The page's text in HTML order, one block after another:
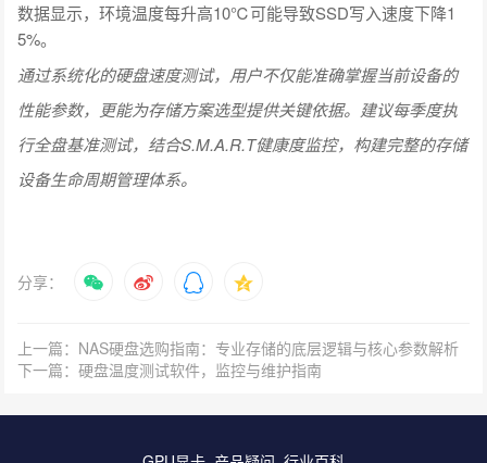
数据显示，环境温度每升高10℃可能导致SSD写入速度下降1
5%。
通过系统化的硬盘速度测试，用户不仅能准确掌握当前设备的
性能参数，更能为存储方案选型提供关键依据。建议每季度执
行全盘基准测试，结合S.M.A.R.T健康度监控，构建完整的存储
设备生命周期管理体系。
分享：
上一篇：NAS硬盘选购指南：专业存储的底层逻辑与核心参数解析
下一篇：硬盘温度测试软件，监控与维护指南